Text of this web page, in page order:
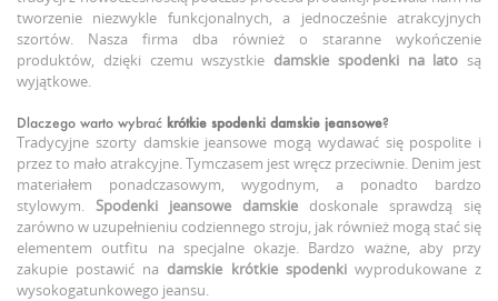
tworzenie niezwykle funkcjonalnych, a jednocześnie atrakcyjnych
szortów. Nasza firma dba również o staranne wykończenie
produktów, dzięki czemu wszystkie damskie spodenki na lato są
wyjątkowe.
Dlaczego warto wybrać krótkie spodenki damskie jeansowe?
Tradycyjne szorty damskie jeansowe mogą wydawać się pospolite i
przez to mało atrakcyjne. Tymczasem jest wręcz przeciwnie. Denim jest
materiałem ponadczasowym, wygodnym, a ponadto bardzo
stylowym. Spodenki jeansowe damskie doskonale sprawdzą się
zarówno w uzupełnieniu codziennego stroju, jak również mogą stać się
elementem outfitu na specjalne okazje. Bardzo ważne, aby przy
zakupie postawić na damskie krótkie spodenkiwyprodukowane z
wysokogatunkowego jeansu.